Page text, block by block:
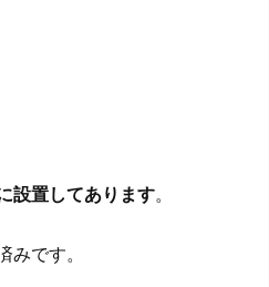
設置してあります。
です。